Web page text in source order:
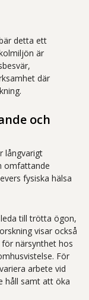
detta ett
är
där
och
långvarigt
omfattande
fysiska hälsa
till trötta ögon,
visar också
närsynthet hos
För
arbete vid
håll samt att öka